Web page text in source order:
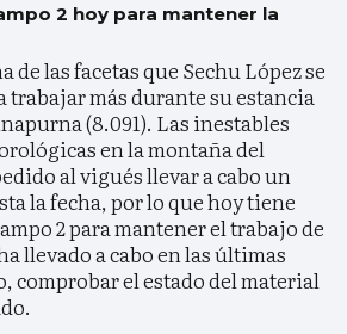
2 hoy para mantener la
de las facetas que Sechu López se
trabajar más durante su estancia
(8.091). Las inestables
en la montaña del
al vigués llevar a cabo un
la fecha, por lo que hoy tiene
2 para mantener el trabajo de
llevado a cabo en las últimas
comprobar el estado del material